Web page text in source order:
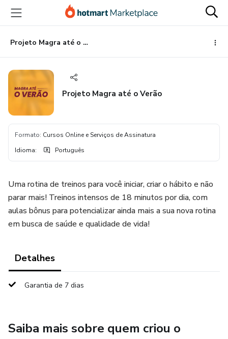
para
conteúdo
principal
para
pagamento
para
rodapé
Projeto Magra até o Verão
Projeto Magra até o Verão
Formato: Cursos Online e Serviços de Assinatura
Idioma: Português
Uma rotina de treinos para você iniciar, criar o hábito e não
parar mais! Treinos intensos de 18 minutos por dia, com
aulas bônus para potencializar ainda mais a sua nova rotina
em busca de saúde e qualidade de vida!
Detalhes
Garantia de 7 dias
Saiba mais sobre quem criou o